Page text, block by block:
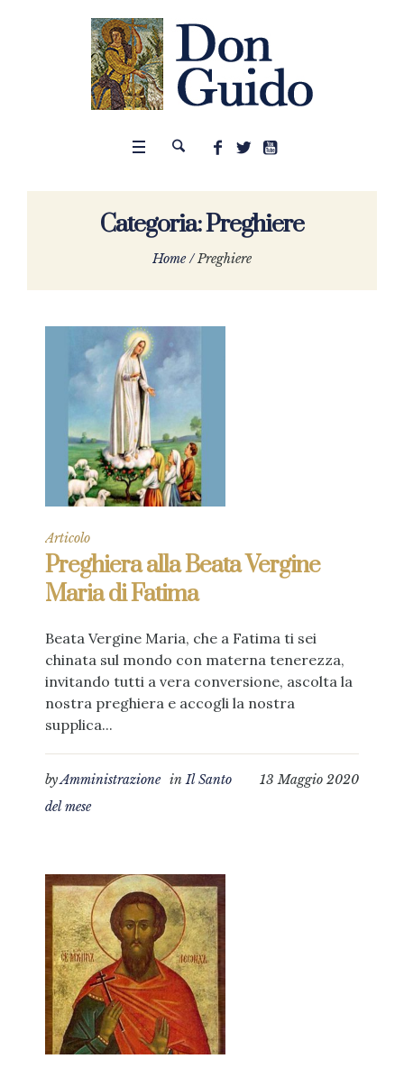
Categoria:Preghiere
Home /Preghiere
Articolo
Preghiera alla Beata Vergine
Maria di Fatima
Beata Vergine Maria, che a Fatima ti sei
chinata sul mondo con materna tenerezza,
invitando tutti a vera conversione, ascolta la
nostra preghiera e accogli la nostra
supplica...
13 Maggio 2020
byAmministrazione inIl Santo
del mese